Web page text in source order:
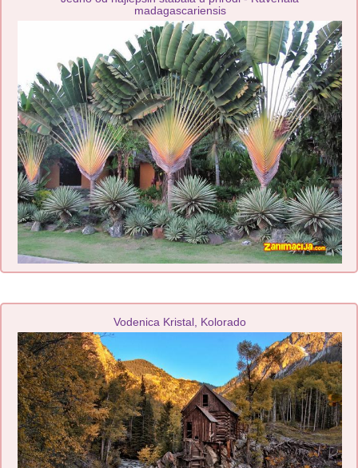
madagascariensis
Vodenica Kristal, Kolorado